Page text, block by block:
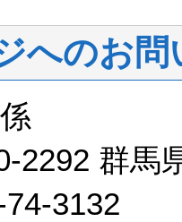
へのお問
2292 群馬
3132